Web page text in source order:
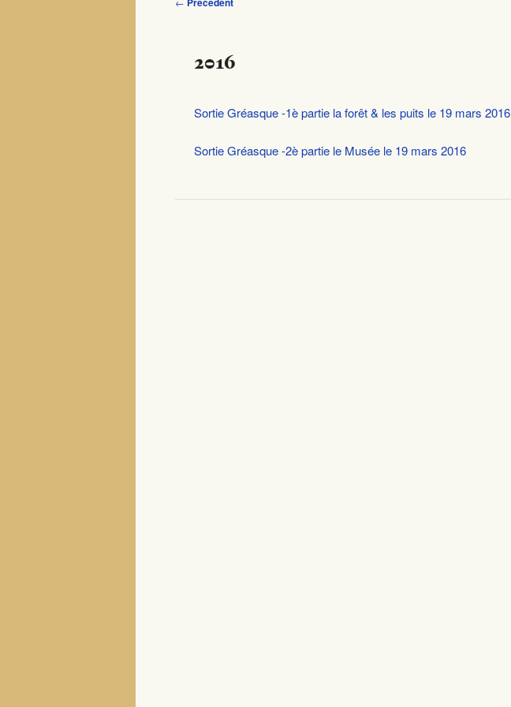
2016
Sortie Gréasque -1è partie la forêt & les puits le 19 mars 2016
Sortie Gréasque -2è partie le Musée le 19 mars 2016